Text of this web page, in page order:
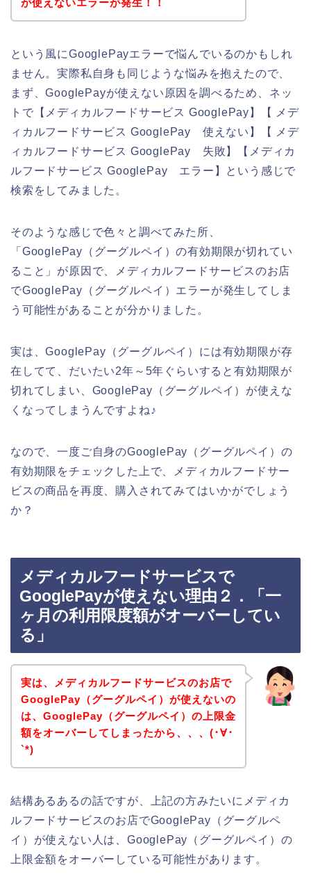
が使えないエラーが発生！！
という風にGooglePayエラーで悩んでいるのかもしれ
ません。実際私自身も同じような悩みを抱えたので、
まず、GooglePayが使えない原因を調べるため、ネッ
トで【メディカルフードサービス GooglePay】【 メデ
ィカルフードサービス GooglePay 使えない】【 メデ
ィカルフードサービス GooglePay 失敗】【メディカ
ルフードサービス GooglePay エラー】という感じで
検索をしてみました。
そのような感じで色々と調べてみた所、
「GooglePay（グーグルペイ）の有効期限が切れてい
ること」が原因で、メディカルフードサービスのお店
でGooglePay（グーグルペイ）エラーが発生してしま
う可能性があることが分かりました。
実は、GooglePay（グーグルペイ）には有効期限が存
在してて、だいたい2年～5年ぐらいすると有効期限が
切れてしまい、GooglePay（グーグルペイ）が使えな
くなってしまうんですよね♪
なので、一度ご自身のGooglePay（グーグルペイ）の
有効期限をチェックした上で、メディカルフードサー
ビスの商品を再度、購入されてみてはいかがでしょう
か？
メディカルフードサービスで
GooglePayが使えない理由２．「一
ヶ月の利用限度額がオーバーしてい
る」
実は、メディカルフードサービスのお店で
GooglePay（グーグルペイ）が使えないの
は、GooglePay（グーグルペイ）の上限金
額をオーバーしてしまったから、、、(･∀･
`*)
結構あるあるの話ですが、上記の方みたいにメディカ
ルフードサービスのお店でGooglePay（グーグルペ
イ）が使えない人は、GooglePay（グーグルペイ）の
上限金額をオーバーしている可能性があります。